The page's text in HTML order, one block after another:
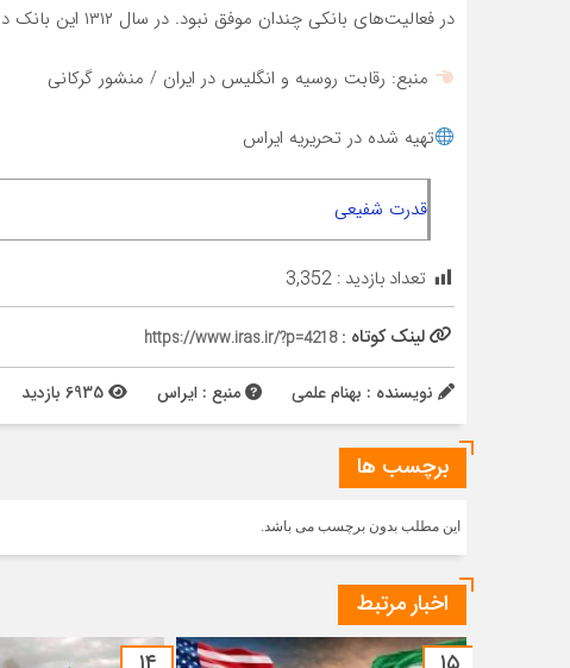
در فعالیت‌های بانکی چندان موفق نبود. در سال ۱۳۱۲ این بانک در بانک کشاورزی ایران ادغام شد.
منبع: رقابت روسیه و انگلیس در ایران / منشور گرکانی
تهیه شده در تحریریه ایراس
قدرت شفیعی
تعداد بازدید : 3,352
لینک کوتاه :https://www.iras.ir/?p=4218
نویسنده : بهنام علمی منبع : ایراس
برچسب ها
این مطلب بدون برچسب می باشد.
اخبار مرتبط